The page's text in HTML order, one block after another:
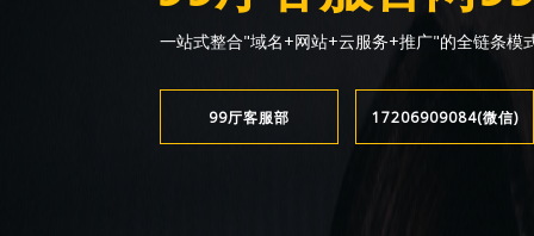
一站式整合"域名+网站+云服务+推广"的全链条模
99厅客服部 17206909084(微信)